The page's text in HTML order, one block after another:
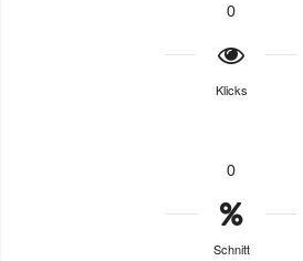
0
Klicks
0
Schnitt